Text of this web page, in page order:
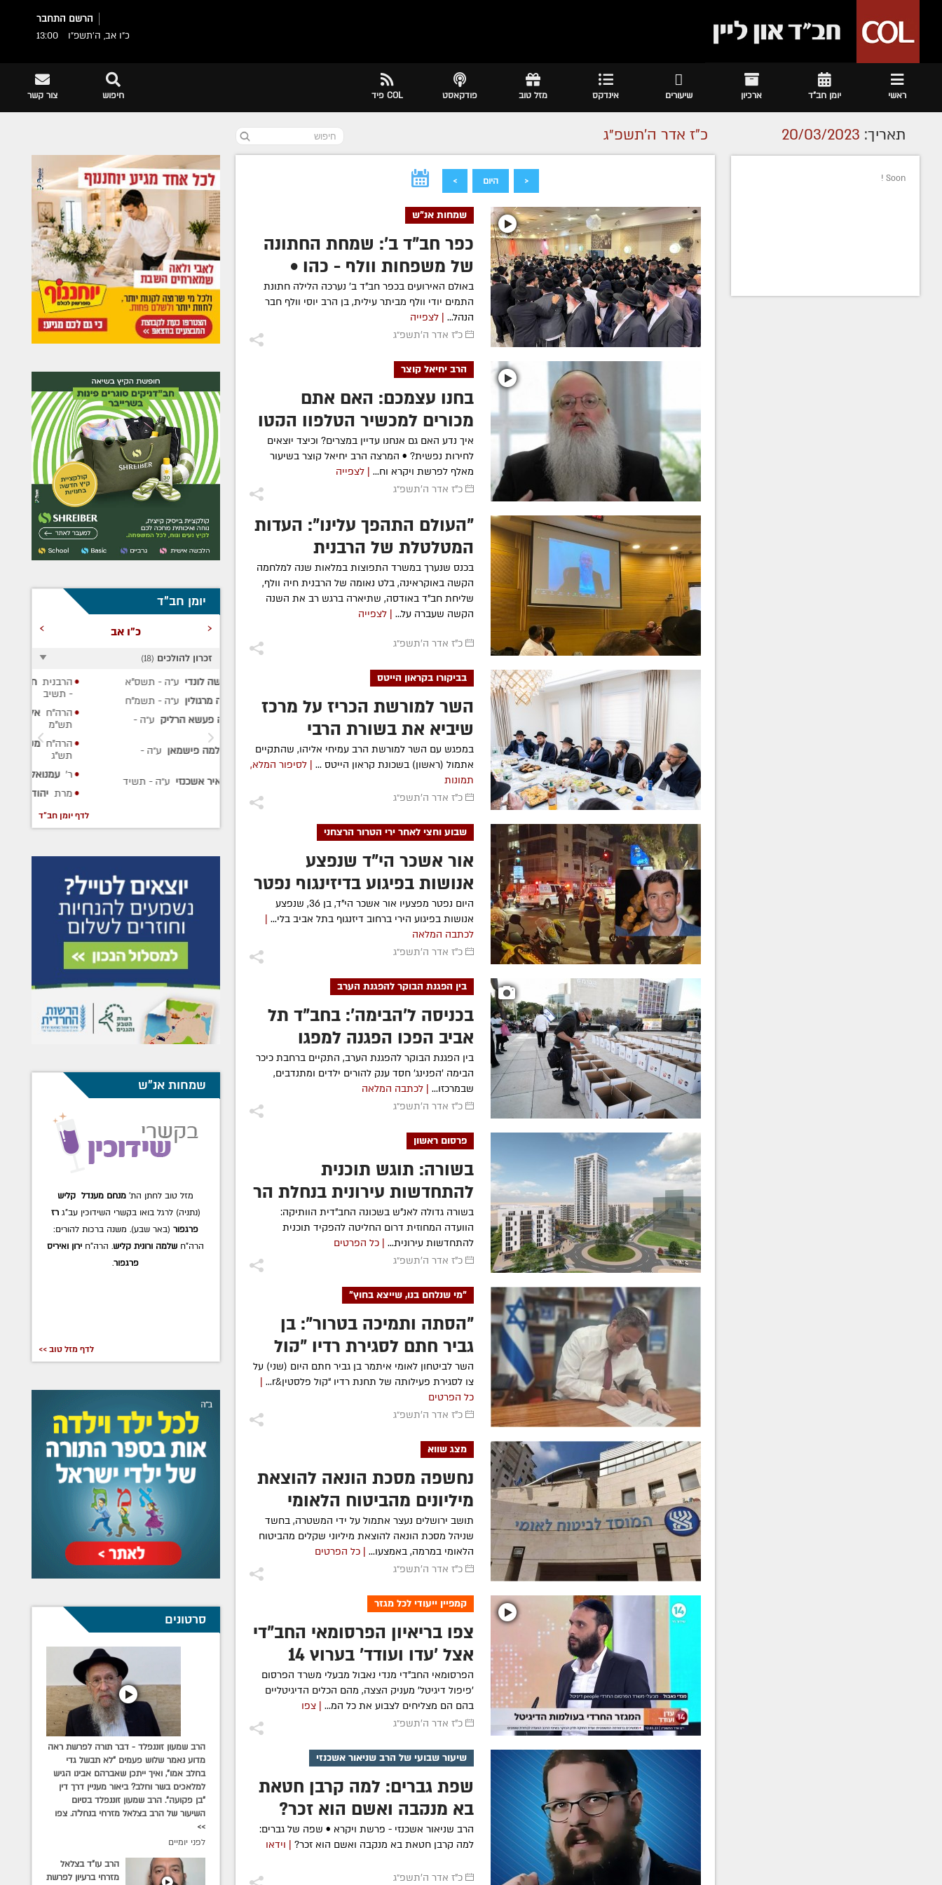
הרשם התחבר
כ"ו אב, ה׳תשפ״ו
13:00
ראשי יומן חב"ד ארכיון שיעורים אינדקס מזל טוב פודקאסט COL פיד צור קשר חיפוש
תאריך: 20/03/2023
Soon !
כ"ז אדר ה׳תשפ״ג
< היום >
שמחות אנ"ש
כפר חב"ד ב': שמחת החתונה
של משפחות וולף - כהן •
תיעוד
באולם האירועים בכפר חב"ד ב' נערכה הלילה חתונת
התמים יודי וולף מביתר עילית, בן הרב יוסי וולף חבר
הנהל... | לצפייה
כ"ז אדר ה׳תשפ״ג
הרב יחיאל קוצר
בחנו עצמכם: האם אתם
מכורים למכשיר הטלפון הקטן
שלכם?
איך נדע האם גם אנחנו עדיין במצרים? וכיצד יוצאים
לחירות נפשית? • המרצה הרב יחיאל קוצר בשיעור
מאלף לפרשת ויקרא וח... | לצפייה
כ"ז אדר ה׳תשפ״ג
"העולם התהפך עלינו": העדות
המטלטלת של הרבנית
מאודסה
בכנס שנערך במשרד התפוצות במלאות שנה למלחמה
הקשה באוקראינה, בלט נאומה של הרבנית חיה וולף,
שליחת חב"ד באודסה, שתיארה ברגש רב את השנה
הקשה שעברה על... | לצפייה
כ"ז אדר ה׳תשפ״ג
בביקורו בקראון הייטס
השר למורשת הכריז על מרכז
שיביא את בשורת הרבי
במפגש עם השר למורשת הרב עמיחי אליהו, שהתקיים
אתמול (ראשון) בשכונת קראון הייטס ... | לסיפור המלא,
תמונות
כ"ז אדר ה׳תשפ״ג
שבוע וחצי לאחר ירי הטרור הרצחני
אור אשכר הי”ד שנפצע
אנושות בפיגוע בדיזינגוף נפטר
מפצעיו
היום נפטר מפצעיו אור אשכר הי”ד, בן 36, שנפצע
אנושות בפיגוע הירי ברחוב דיזנגוף בתל אביב בלי... |
לכתבה המלאה
כ"ז אדר ה׳תשפ״ג
בין הפגנת הבוקר להפגנת הערב
בכניסה ל'הבימה': בחב"ד תל
אביב הפכו הפגנה למפגן
אחדות
בין הפגנת הבוקר להפגנת הערב, התקיים ברחבת כיכר
הבימה ׳הפנינג׳ חסד ענק להורים ילדים ומתנדבים,
שבמרכזו... | לכתבה המלאה
כ"ז אדר ה׳תשפ״ג
פרסום ראשון
בשורה: תוגש תוכנית
להתחדשות עירונית בנחלת הר
חב"ד
בשורה גדולה לאנ"ש בשכונה החב"דית הוותיקה:
הוועדה המחוזית דרום החליטה להפקיד תוכנית
להתחדשות עירונית... | כל הפרטים
כ"ז אדר ה׳תשפ״ג
"מי שנלחם בנו, שייצא בחוץ"
"הסתה ותמיכה בטרור": בן
גביר חתם לסגירת רדיו "קול
פלסטין"
השר לביטחון לאומי איתמר בן גביר חתם היום (שני) על
צו לסגירת פעילותה של תחנת רדיו “קול פלסטין&r...
|
כל הפרטים
כ"ז אדר ה׳תשפ״ג
מצג שווא
נחשפה מסכת הונאה להוצאת
מיליונים מהביטוח הלאומי
תושב ירושלים נעצר אתמול על ידי המשטרה, בחשד
שניהל מסכת הונאה להוצאת מיליוני שקלים מהביטוח
הלאומי במרמה, באמצעו... | כל הפרטים
כ"ז אדר ה׳תשפ״ג
קמפיין ייעודי לכל מגזר
צפו בריאיון הפרסומאי החב"די
אצל 'עדן ועודד' בערוץ 14
הפרסומאי החב"די מנדי נאבול מבעלי משרד הפרסום
'פיפול דיגיטל' מעניק הצצה, מהם הכלים הדיגיטליים
בהם הם מצליחים לצבוע את כל המ... | צפו
כ"ז אדר ה׳תשפ״ג
שיעור שבועי של הרב שניאור אשכנזי
שפת גברים: למה קרבן חטאת
בא מנקבה ואשם הוא זכר?
הרב שניאור אשכנזי - פרשת ויקרא • שפה של גברים:
למה קרבן חטאת בא מנקבה ואשם הוא זכר? | וידאו
כ"ז אדר ה׳תשפ״ג
יומן חב"ד
‹
› כ"ו אב
זכרון להולכים (
18
)
יחיאל אפרים פישל גלוכובסקי
ע״ה - תשפ"ה
- תשפ"ד
הרה"ח אברהם ישעיה גרונר ע״ה -
תשע"ו
חוה בתאשוילי ע״ה- תשס"ט
פייגל מקובצבקי ע״ה- תשס"ז
מרת מרים אליטוב ע״ה- תשס"ו
מרת
דבורה פוגאטש ע״ה- תשס"א
הרה"ח
מרת צביה מרגולין ע״ה- תשמ"ח
תשמ"ח
הרה"ח שלמה פישמאן ע״ה-
תשמ"ו
הרבנית חיה פייגא קופרשטוך ע״ה
ע״ה-
תש"מ
ע״ה-
תש"ג
- תש"פ
- תשפ"ב
לדף יומן חב"ד
שמחות אנ"ש
מזל טוב לחתן הת' מנחם מענדל קליש
(נתניה) לרגל בואו בקשרי השידוכין עב"ג רז
פרגפור (באר שבע). משנה ברכות להורים:
הרה"ח שלמה ורונית קליש. הרה"ח ירון ואיריס
פרגפור.
לדף מזל טוב >>
סרטונים
הרב שמעון זוננפלד - דבר תורה לפרשת ראה
מדוע נאמר שלוש פעמים "לא תבשל גדי
בחלב אמו", ואיך ייתכן שאברהם אבינו הגיש
למלאכים בשר וחלב? ביאור מעניין דרך דין
"בן פקועה". הרב שמעון זוננפלד בסיום
השיעור של הרב בצלאל מזרחי בנחל'ה. צפו
>>
לפני יומיים
הרב עו"ד בצלאל
מזרחי ברעיון לפרשת